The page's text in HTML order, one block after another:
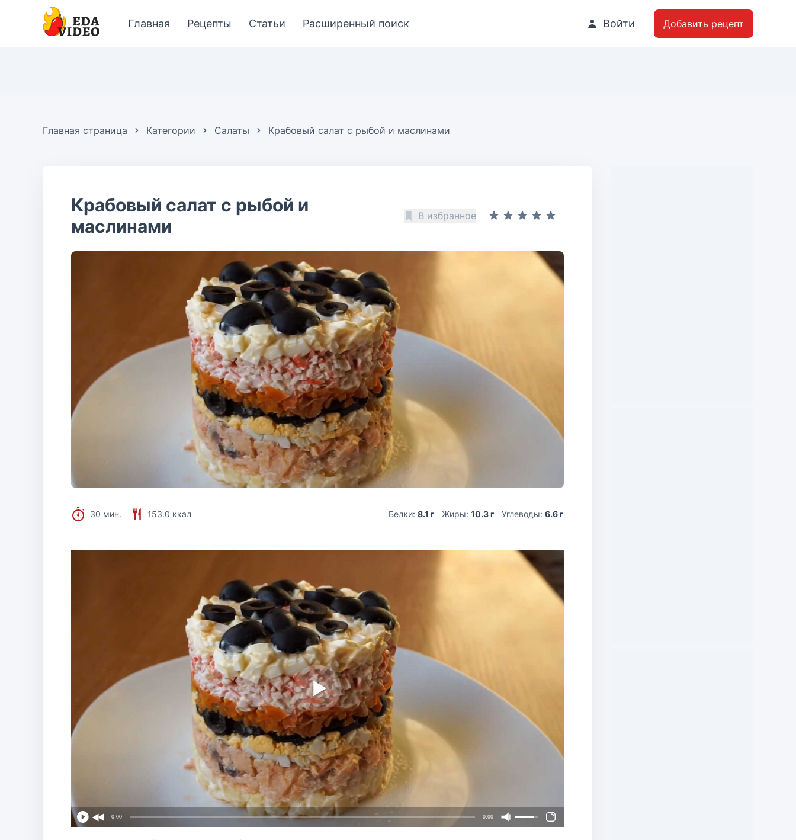
Главная Рецепты Статьи Расширенный поиск Войти Добавить рецепт
Главная страница Категории Салаты Крабовый салат с рыбой и маслинами
Крабовый салат с рыбой и
маслинами
В избранное
30 мин. 153.0 ккал Белки: 8.1 г Жиры: 10.3 г Углеводы: 6.6 г
0:00 0:00